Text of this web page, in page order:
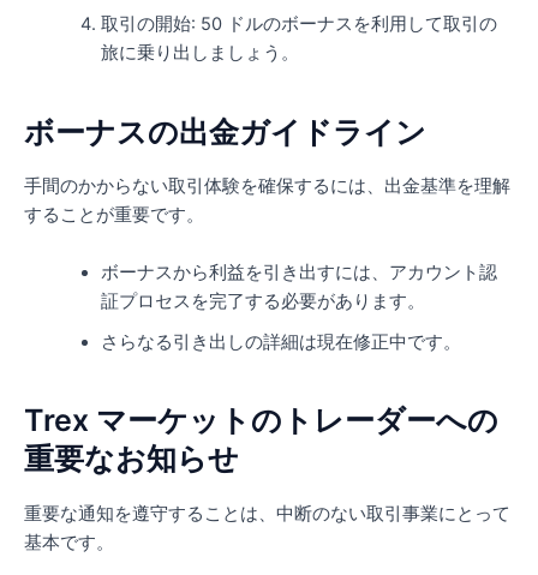
取引の開始: 50 ドルのボーナスを利用して取引の
旅に乗り出しましょう。
ボーナスの出金ガイドライン
手間のかからない取引体験を確保するには、出金基準を理解
することが重要です。
ボーナスから利益を引き出すには、アカウント認
証プロセスを完了する必要があります。
さらなる引き出しの詳細は現在修正中です。
Trex マーケットのトレーダーへの
重要なお知らせ
重要な通知を遵守することは、中断のない取引事業にとって
基本です。